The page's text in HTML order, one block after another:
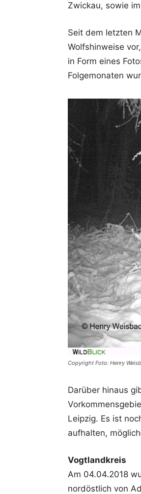
Zwickau, sowie
Seit dem letzten
Wolfshinweise
in Form eines
Folgemonaten
Copyright Foto: Henry
Darüber hinaus
Leipzig. Es ist
aufhalten,
Vogtlandkreis
Am 04.04.2018
nordöstlich von